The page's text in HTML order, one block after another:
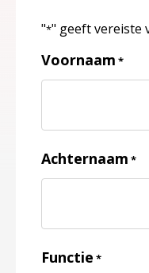
"*" geeft vereiste
Voornaam *
Achternaam *
Functie *